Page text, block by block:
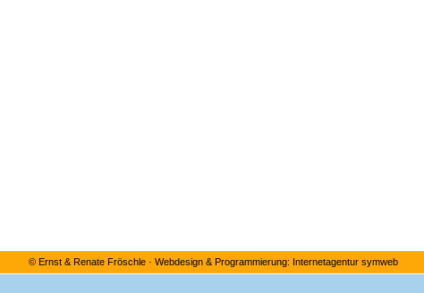
© Ernst & Renate Fröschle· Webdesign & Programmierung: Internetagentur symweb